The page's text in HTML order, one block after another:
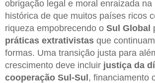
obrigação legal e moral enraizada na
histórica de que muitos países ricos
riqueza empobrecendo o Sul Global
práticas extrativistas que
formas. Uma transição justa para
crescimento deve incluir justiça da
cooperação Sul-Sul, financiamento